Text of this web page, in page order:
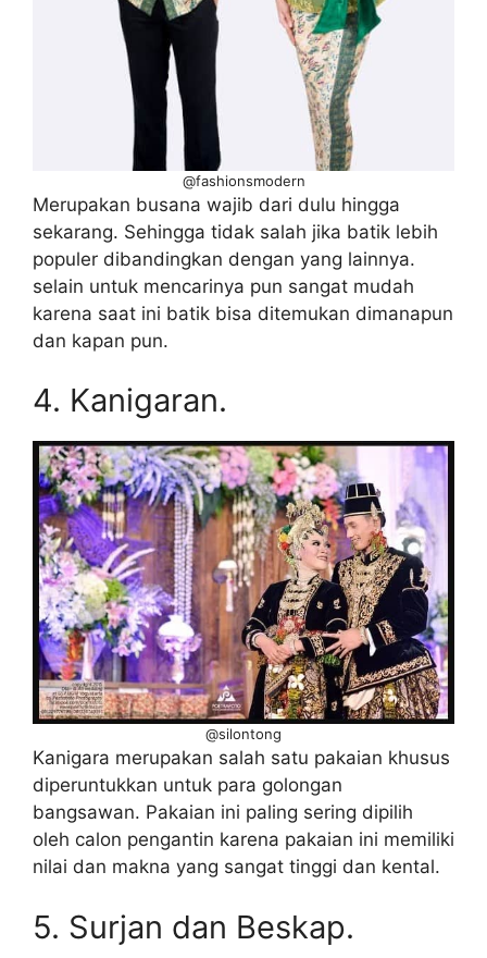
@fashionsmodern
Merupakan busana wajib dari dulu hingga
sekarang. Sehingga tidak salah jika batik lebih
populer dibandingkan dengan yang lainnya.
selain untuk mencarinya pun sangat mudah
karena saat ini batik bisa ditemukan dimanapun
dan kapan pun.
4. Kanigaran.
@silontong
Kanigara merupakan salah satu pakaian khusus
diperuntukkan untuk para golongan
bangsawan. Pakaian ini paling sering dipilih
oleh calon pengantin karena pakaian ini memiliki
nilai dan makna yang sangat tinggi dan kental.
5. Surjan dan Beskap.